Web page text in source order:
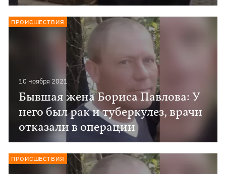
10 ноября 2021
Бывшая жена Бориса Павлова: У
него был рак и туберкулез, врачи
отказали в операции
ПРОИСШЕСТВИЯ
ПРОИСШЕСТВИЯ